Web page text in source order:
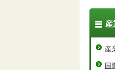
産
産
国